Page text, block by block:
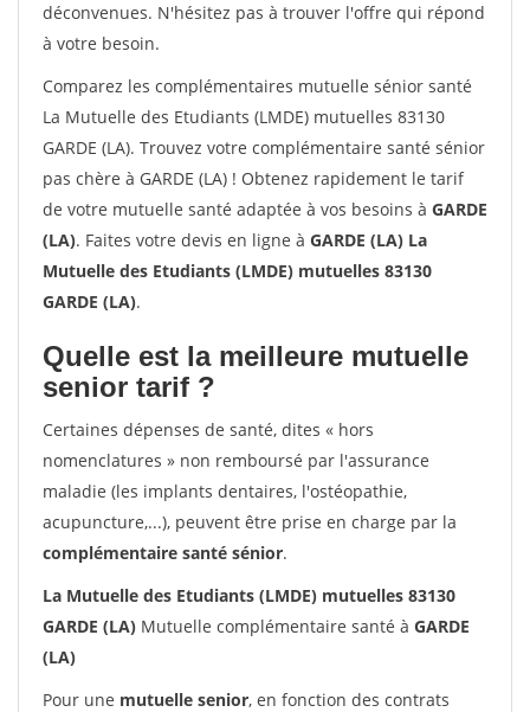
déconvenues. N'hésitez pas à trouver l'offre qui répond
à votre besoin.
Comparez les complémentaires mutuelle sénior santé
La Mutuelle des Etudiants (LMDE) mutuelles 83130
GARDE (LA). Trouvez votre complémentaire santé sénior
pas chère à GARDE (LA) ! Obtenez rapidement le tarif
de votre mutuelle santé adaptée à vos besoins à GARDE
(LA). Faites votre devis en ligne à GARDE (LA) La
Mutuelle des Etudiants (LMDE) mutuelles 83130
GARDE (LA).
Quelle est la meilleure mutuelle
senior tarif ?
Certaines dépenses de santé, dites « hors
nomenclatures » non remboursé par l'assurance
maladie (les implants dentaires, l'ostéopathie,
acupuncture,...), peuvent être prise en charge par la
complémentaire santé sénior.
La Mutuelle des Etudiants (LMDE) mutuelles 83130
GARDE (LA) Mutuelle complémentaire santé à GARDE
(LA)
Pour une mutuelle senior, en fonction des contrats